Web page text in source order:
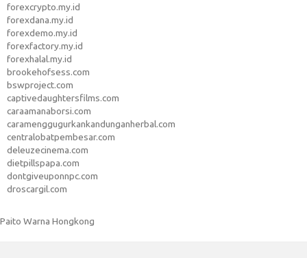
forexcrypto.my.id
forexdana.my.id
forexdemo.my.id
forexfactory.my.id
forexhalal.my.id
brookehofsess.com
bswproject.com
captivedaughtersfilms.com
caraamanaborsi.com
caramenggugurkankandunganherbal.com
centralobatpembesar.com
deleuzecinema.com
dietpillspapa.com
dontgiveuponnpc.com
droscargil.com
Paito Warna Hongkong